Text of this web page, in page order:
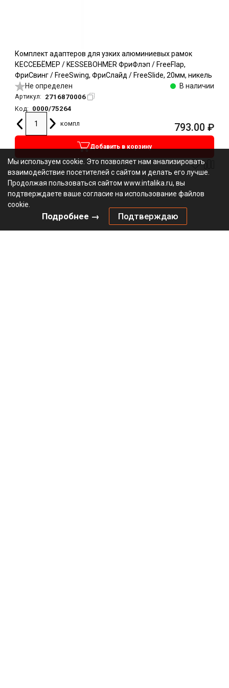
Комплект адаптеров для узких алюминиевых рамок
КЕССЕБЁМЕР / KESSEBOHMER ФриФлэп / FreeFlap,
ФриСвинг / FreeSwing, ФриСлайд / FreeSlide, 20мм, никель
Не определен
В наличии
Артикул: 2716870006
Код:
0000/75264
компл
793.00 ₽
Добавить в корзину
Мы используем cookie. Это позволяет нам анализировать
взаимодействие посетителей с сайтом и делать его лучше.
Продолжая пользоваться сайтом www.intalika.ru, вы
подтверждаете ваше согласие на использование файлов
cookie.
Подробнее → Подтверждаю